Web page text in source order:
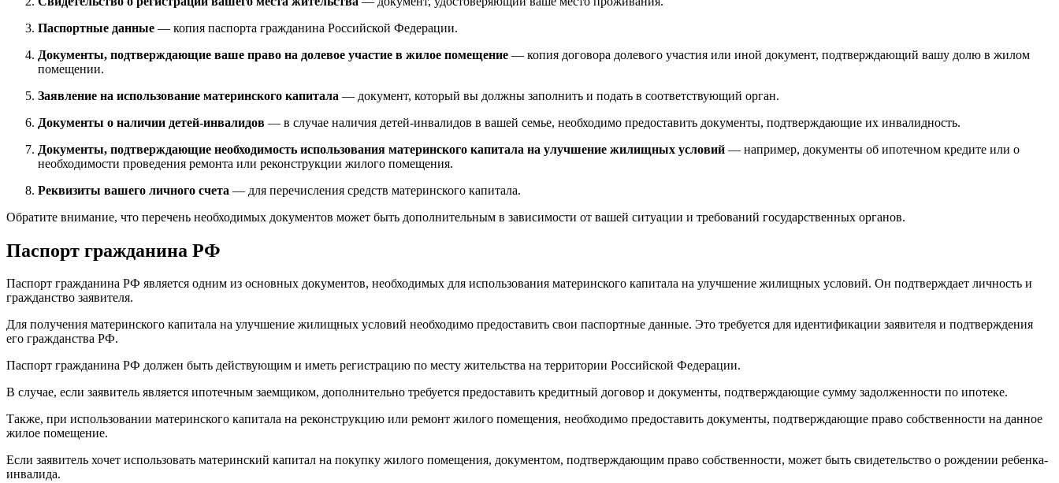
Паспортные данные — копия паспорта гражданина Российской Федерации.
Документы, подтверждающие ваше право на долевое участие в жилое помещение — копия договора долевого участия или иной документ, подтверждающий вашу долю в жилом
помещении.
Заявление на использование материнского капитала — документ, который вы должны заполнить и подать в соответствующий орган.
Документы о наличии детей-инвалидов — в случае наличия детей-инвалидов в вашей семье, необходимо предоставить документы, подтверждающие их инвалидность.
Документы, подтверждающие необходимость использования материнского капитала на улучшение жилищных условий — например, документы об ипотечном кредите или о
необходимости проведения ремонта или реконструкции жилого помещения.
Реквизиты вашего личного счета — для перечисления средств материнского капитала.
Обратите внимание, что перечень необходимых документов может быть дополнительным в зависимости от вашей ситуации и требований государственных органов.
Паспорт гражданина РФ
Паспорт гражданина РФ является одним из основных документов, необходимых для использования материнского капитала на улучшение жилищных условий. Он подтверждает личность и
гражданство заявителя.
Для получения материнского капитала на улучшение жилищных условий необходимо предоставить свои паспортные данные. Это требуется для идентификации заявителя и подтверждения
его гражданства РФ.
Паспорт гражданина РФ должен быть действующим и иметь регистрацию по месту жительства на территории Российской Федерации.
В случае, если заявитель является ипотечным заемщиком, дополнительно требуется предоставить кредитный договор и документы, подтверждающие сумму задолженности по ипотеке.
Также, при использовании материнского капитала на реконструкцию или ремонт жилого помещения, необходимо предоставить документы, подтверждающие право собственности на данное
жилое помещение.
Если заявитель хочет использовать материнский капитал на покупку жилого помещения, документом, подтверждающим право собственности, может быть свидетельство о рождении ребенка-
инвалида.